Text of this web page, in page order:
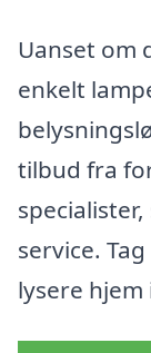
Uanset om
enkelt
tilbud fra
service.
lysere hjem